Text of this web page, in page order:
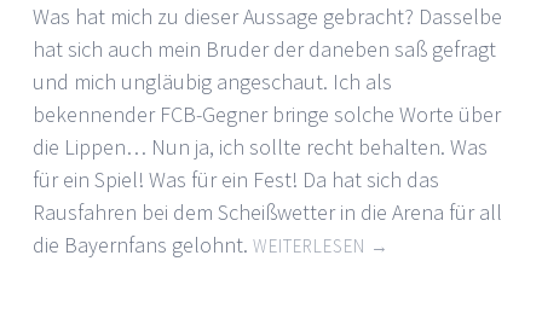
Was hat mich zu dieser Aussage gebracht? Dasselbe
hat sich auch mein Bruder der daneben saß gefragt
und mich ungläubig angeschaut. Ich als
bekennender FCB-Gegner bringe solche Worte über
die Lippen… Nun ja, ich sollte recht behalten. Was
für ein Spiel! Was für ein Fest! Da hat sich das
Rausfahren bei dem Scheißwetter in die Arena für all
die Bayernfans gelohnt. WEITERLESEN →